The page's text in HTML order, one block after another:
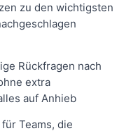
zu den wichtigsten
Rückfragen nach
extra
auf Anhieb
für Teams, die